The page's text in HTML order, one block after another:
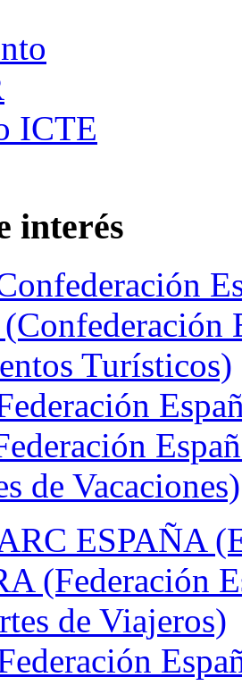
interés
Turísticos)
de Vacaciones)
ESPAÑA
(Federación
de Viajeros)